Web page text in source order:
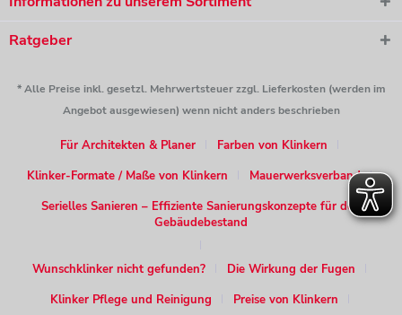
Ratgeber
* Alle Preise inkl. gesetzl. Mehrwertsteuer zzgl. Lieferkosten (werden im
Angebot ausgewiesen) wenn nicht anders beschrieben
Für Architekten & Planer
Farben von Klinkern
Klinker-Formate / Maße von Klinkern
Mauerwerksverband
Serielles Sanieren – Effiziente Sanierungskonzepte für den
Gebäudebestand
Wunschklinker nicht gefunden?
Die Wirkung der Fugen
Klinker Pflege und Reinigung
Preise von Klinkern